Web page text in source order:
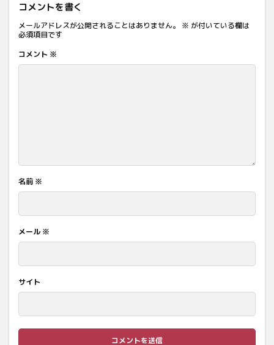
コメントを書く
メールアドレスが公開されることはありません。 ※ が付いている欄は
必須項目です
コメント ※
名前 ※
メール ※
サイト